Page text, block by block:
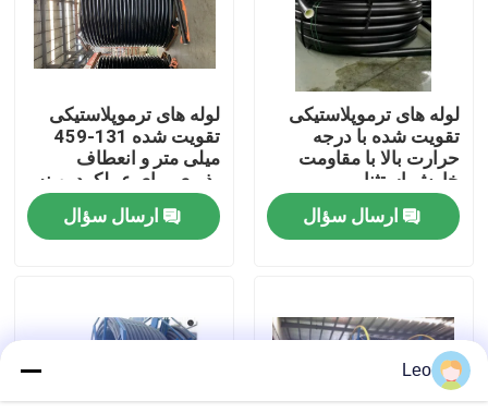
کارخانه تور
کنترل کیفیت
تماس با ما
درخواست نقل قول
لوله های ترموپلاستیک تقویت شده
لوله های ترموپلاستیکی
تقویت شده با درجه
حرارت بالا با مقاومت
خارش استثنایی
ارسال سؤال
لوله های ترموپلاستیکی
تقویت شده 131-459
میلی متر و انعطاف
پذیری برای عملکرد بهینه
در کاربردهای مختلف
صنعتی ارسال سؤال
Leo